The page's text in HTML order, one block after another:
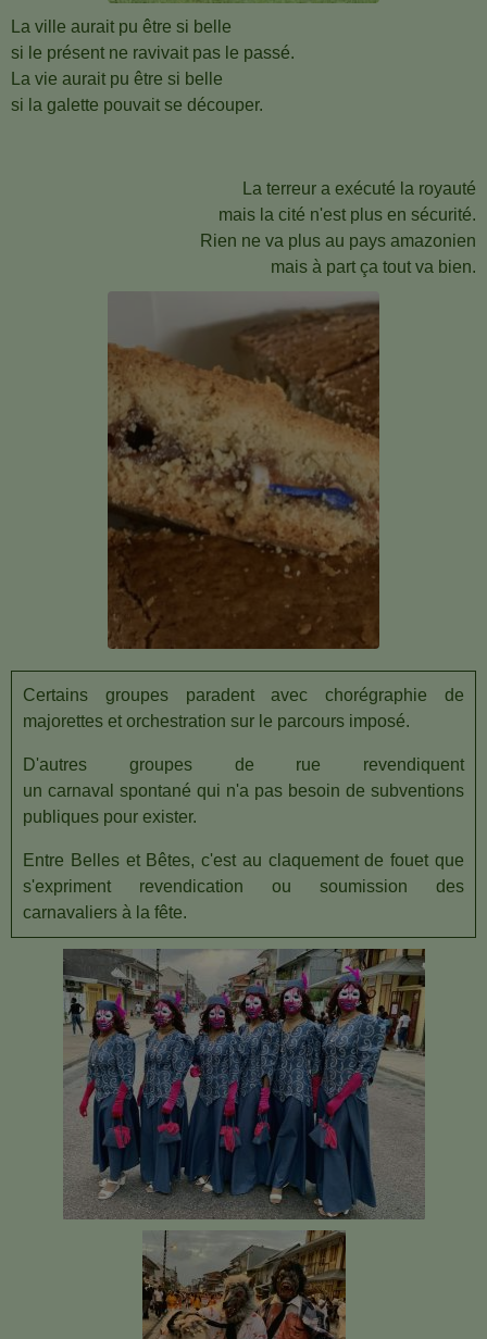
La ville aurait pu être si belle
si le présent ne ravivait pas le passé.
La vie aurait pu être si belle
si la galette pouvait se découper.
La terreur a exécuté la royauté
mais la cité n'est plus en sécurité.
Rien ne va plus au pays amazonien
mais à part ça tout va bien.
Certains groupes paradent avec chorégraphie de
majorettes et orchestration sur le parcours imposé.
D'autres groupes de rue revendiquent
un carnaval spontané qui n'a pas besoin de subventions
publiques pour exister.
Entre Belles et Bêtes, c'est au claquement de fouet que
s'expriment revendication ou soumission des
carnavaliers à la fête.